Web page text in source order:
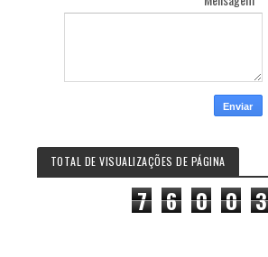
TOTAL DE VISUALIZAÇÕES DE PÁGINA
7 6 0 0 3